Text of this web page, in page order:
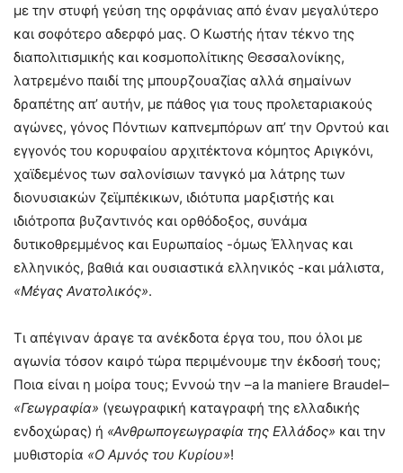
με την στυφή γεύση της ορφάνιας από έναν μεγαλύτερο
και σοφότερο αδερφό μας. Ο Κωστής ήταν τέκνο της
διαπολιτισμικής και κοσμοπολίτικης Θεσσαλονίκης,
λατρεμένο παιδί της μπουρζουαζίας αλλά σημαίνων
δραπέτης απ’ αυτήν, με πάθος για τους προλεταριακούς
αγώνες, γόνος Πόντιων καπνεμπόρων απ’ την Ορντού και
εγγονός του κορυφαίου αρχιτέκτονα κόμητος Αριγκόνι,
χαϊδεμένος των σαλονίσιων τανγκό μα λάτρης των
διονυσιακών ζεϊμπέκικων, ιδιότυπα μαρξιστής και
ιδιότροπα βυζαντινός και ορθόδοξος, συνάμα
δυτικοθρεμμένος και Ευρωπαίος -όμως Έλληνας και
ελληνικός, βαθιά και ουσιαστικά ελληνικός -και μάλιστα,
«Μέγας Ανατολικός».
Τι απέγιναν άραγε τα ανέκδοτα έργα του, που όλοι με
αγωνία τόσον καιρό τώρα περιμένουμε την έκδοσή τους;
Ποια είναι η μοίρα τους; Εννοώ την –a la maniere Braudel–
«Γεωγραφία» (γεωγραφική καταγραφή της ελλαδικής
ενδοχώρας) ή «Ανθρωπογεωγραφία της Ελλάδος» και την
μυθιστορία «Ο Αμνός του Κυρίου»!